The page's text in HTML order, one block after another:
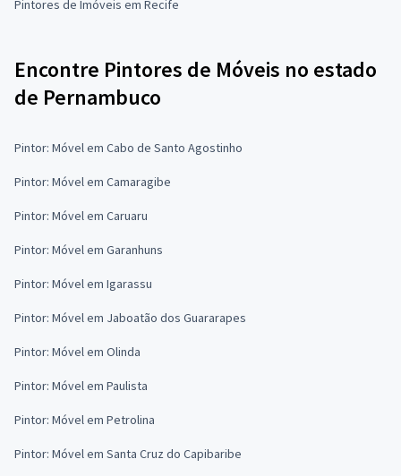
Pintores de Imóveis em Recife
Encontre Pintores de Móveis no estado
de Pernambuco
Pintor: Móvel em Cabo de Santo Agostinho
Pintor: Móvel em Camaragibe
Pintor: Móvel em Caruaru
Pintor: Móvel em Garanhuns
Pintor: Móvel em Igarassu
Pintor: Móvel em Jaboatão dos Guararapes
Pintor: Móvel em Olinda
Pintor: Móvel em Paulista
Pintor: Móvel em Petrolina
Pintor: Móvel em Santa Cruz do Capibaribe